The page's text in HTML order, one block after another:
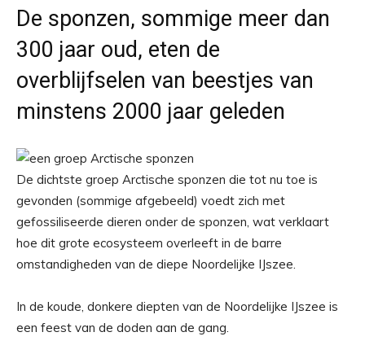
De sponzen, sommige meer dan
300 jaar oud, eten de
overblijfselen van beestjes van
minstens 2000 jaar geleden
De dichtste groep Arctische sponzen die tot nu toe is
gevonden (sommige afgebeeld) voedt zich met
gefossiliseerde dieren onder de sponzen, wat verklaart
hoe dit grote ecosysteem overleeft in de barre
omstandigheden van de diepe Noordelijke IJszee.
In de koude, donkere diepten van de Noordelijke IJszee is
een feest van de doden aan de gang.